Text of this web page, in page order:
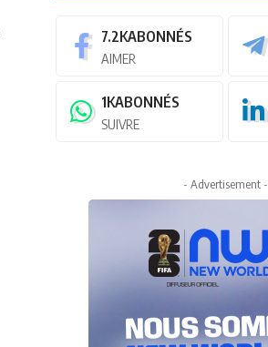
7.2KABONNÉS
AIMER
1KABONNÉS
SUIVRE
- Advertisement -